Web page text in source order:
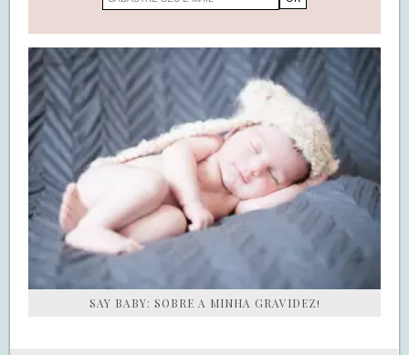
SAY BABY: SOBRE A MINHA GRAVIDEZ!